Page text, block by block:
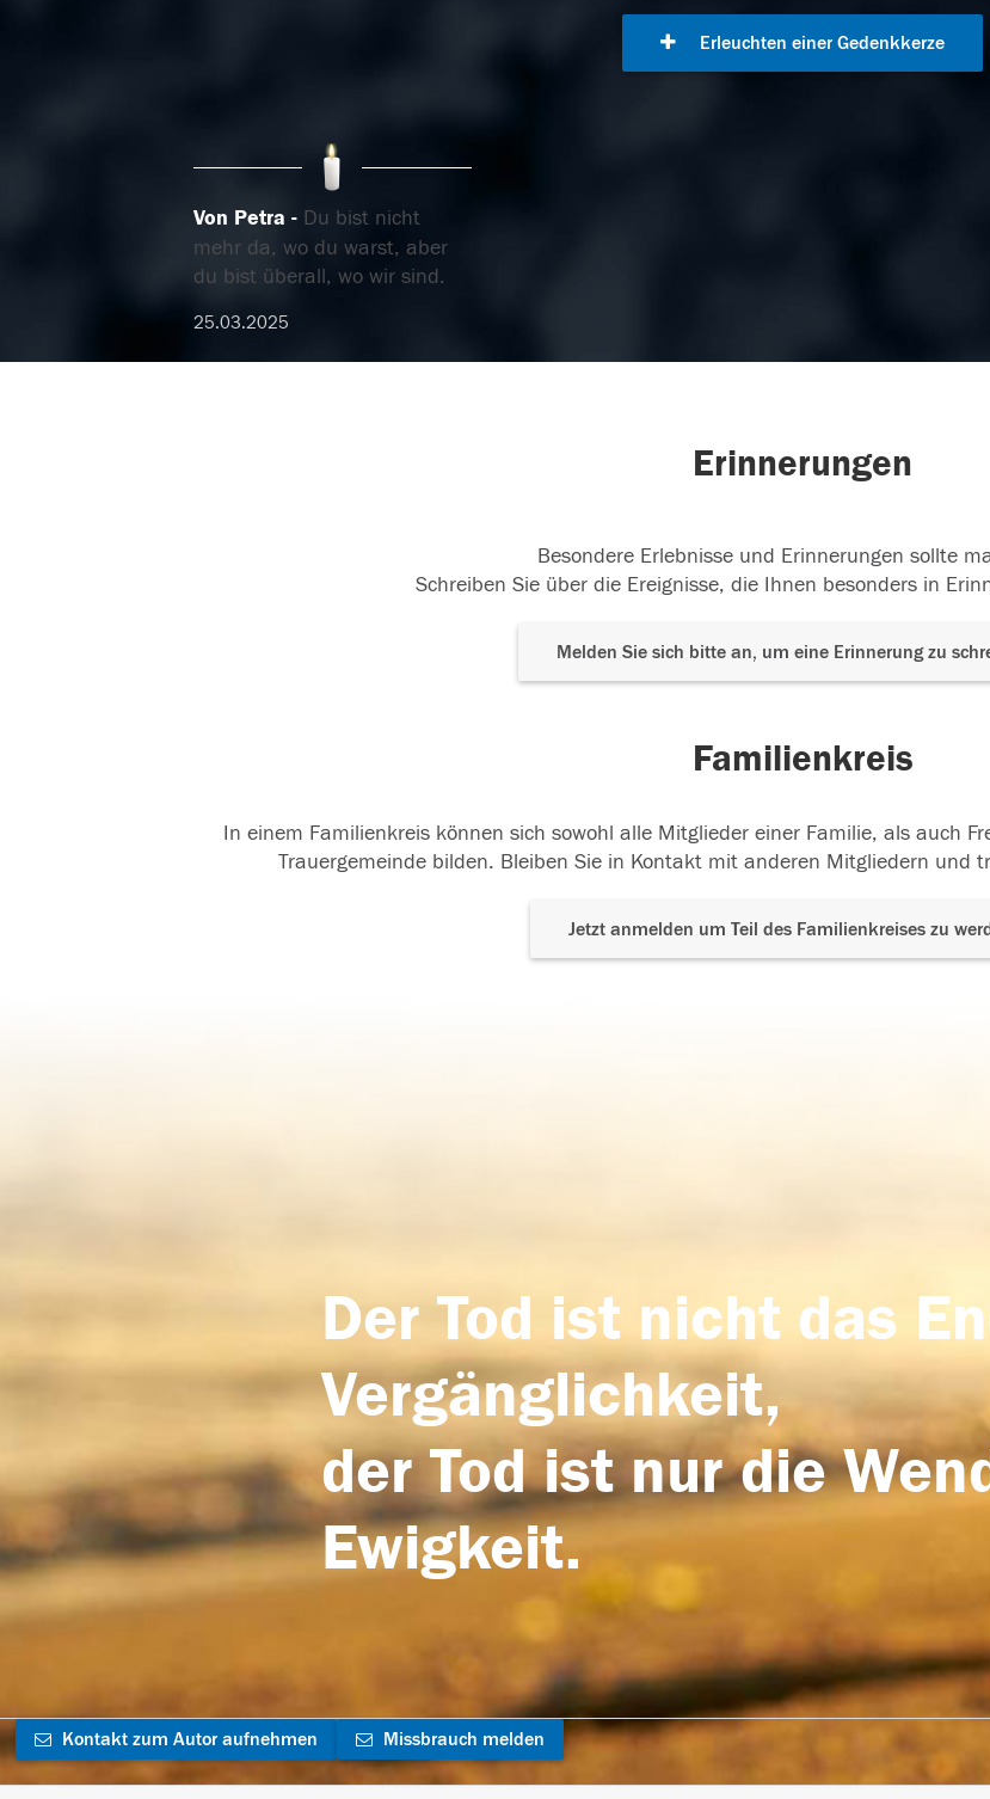
Erleuchten einer Gedenkkerze
Von Petra
Du bist nicht
mehr da, wo du warst, aber
du bist überall, wo wir sind.
25.03.2025
Erinnerungen
Besondere Erlebnisse und Erinnerungen sollte
Schreiben Sie über die Ereignisse, die Ihnen besonders in
Melden Sie sich bitte an, um eine Erinnerung zu
Familienkreis
In einem Familienkreis können sich sowohl alle Mitglieder einer Familie, als auch
Trauergemeinde bilden. Bleiben Sie in Kontakt mit anderen Mitgliedern und
Jetzt anmelden um Teil des Familienkreises zu
Der Tod ist nicht das
Vergänglichkeit,
der Tod ist nur die
Ewigkeit.
Kontakt zum Autor aufnehmen Missbrauch melden